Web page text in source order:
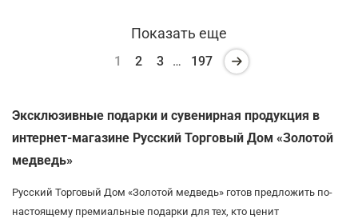
Показать еще
1 2 3 … 197
Эксклюзивные подарки и сувенирная продукция в
интернет-магазине Русский Торговый Дом «Золотой
медведь»
Русский Торговый Дом «Золотой медведь» готов предложить по-
настоящему премиальные подарки для тех, кто ценит